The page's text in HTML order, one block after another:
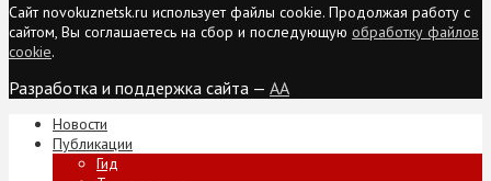
Сайт novokuznetsk.ru использует файлы cookie. Продолжая работу с
сайтом, Вы соглашаетесь на сбор и последующую обработку файлов
cookie.
Разработка и поддержка сайта — AA
Новости
Публикации
Гид